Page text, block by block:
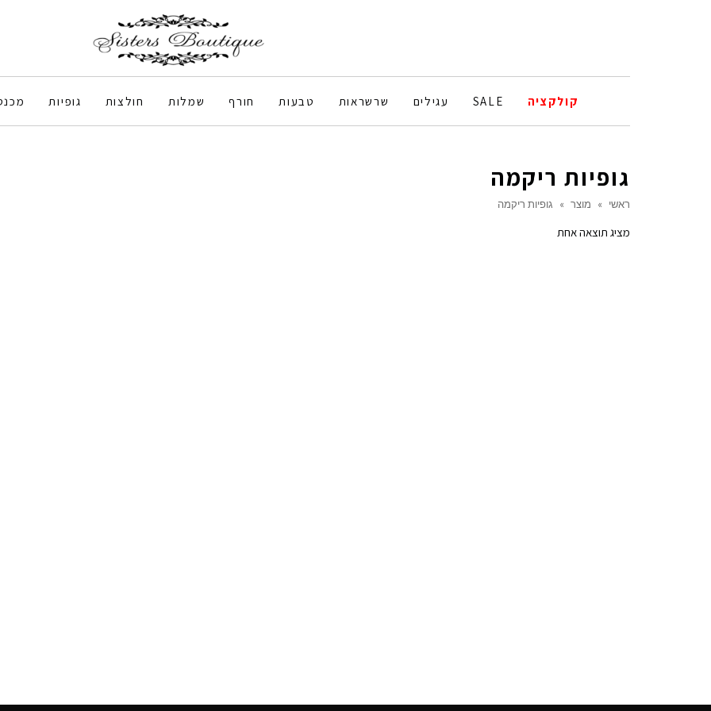
קולקציה SALE עגילים שרשראות טבעות חורף שמלות חולצות גופיות
גופיות ריקמה
ראשי » מוצר » גופיות ריקמה
מציג תוצאה אחת